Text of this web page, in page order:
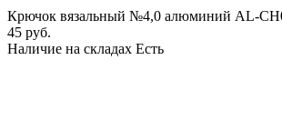
Крючок вязальный №4,0 алюминий AL-
45 руб.
Наличие на складах Есть